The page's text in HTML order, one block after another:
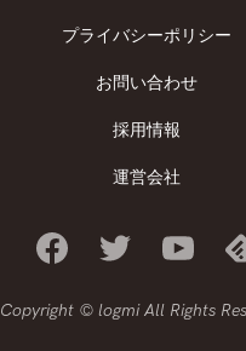
プライバシーポリシー
お問い合わせ
採用情報
運営会社
Copyright © logmi All Rights